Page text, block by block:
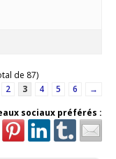
de 87)
2 3 4 5 6
→
sociaux préférés :